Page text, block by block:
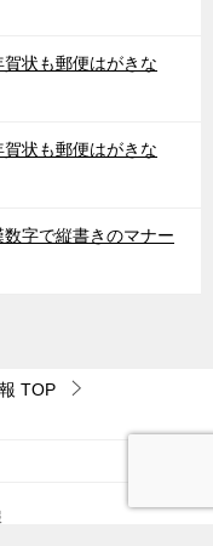
状も郵便はがきな
状も郵便はがきな
字で縦書きのマナー
TOP